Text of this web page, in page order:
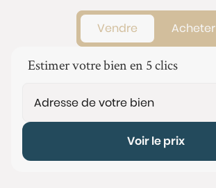
Vendre Acheter
Estimer votre bien en 5 clics
Voir le prix